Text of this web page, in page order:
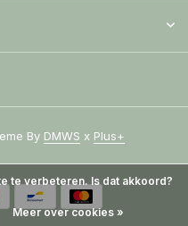
By DMWS x Plus+
te verbeteren. Is dat akkoord?
Meer over cookies »